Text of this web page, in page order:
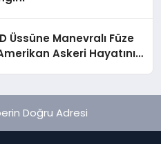
Üssüne Manevralı Füze
Askeri Hayatını
Doğru Adresi